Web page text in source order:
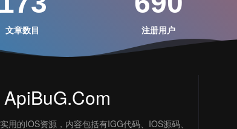
文章数目 注册用户
用的IOS资源，内容包括有IGG代码、IOS源码、